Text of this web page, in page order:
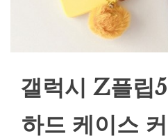
갤럭시 Z플립
하드 케이스